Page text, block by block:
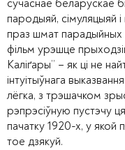
сучаснае беларускае
пародыяй, сімуляцыяй
праз шмат парадыйных
фільм урэшце
Каліґары” – як ці не
інтуітыўнага
лёгка, з трэшачком
рэпрэсіўную пустэчу
пачатку 1920-х, у якой
тое дзякуй.